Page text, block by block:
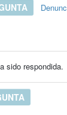
sido respondida.